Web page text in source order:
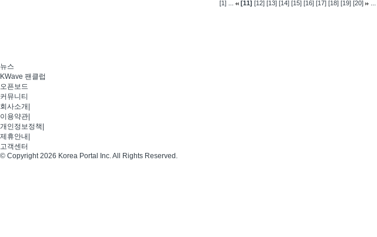
[1]... [11] [12] [13] [14] [15] [16] [17] [18] [19] [20] ...
뉴스
KWave 팬클럽
오픈보드
커뮤니티
회사소개
이용약관
개인정보정책
제휴안내
고객센터
© Copyright 2026 Korea Portal Inc. All Rights Reserved.